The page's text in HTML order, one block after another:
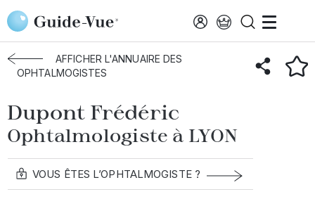
Aller au contenu principal
Accueil Annuaire des ophtalmologistes Lyon Dupont Frédéric
AFFICHER L'ANNUAIRE DES
OPHTALMOGISTES
Dupont Frédéric
Ophtalmologiste à LYON
VOUS ÊTES L’OPHTALMOGISTE ?